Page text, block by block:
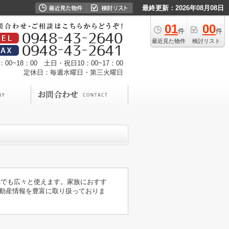
最終更新：2026年08月08日
01件
最近見た物件
00件
検討リスト
00~18：00 土日・祝日10：00~17：00
定休日：毎週水曜日・第三火曜日
も広々と使えます。家族におすす
産情報を豊富に取り扱っておりま